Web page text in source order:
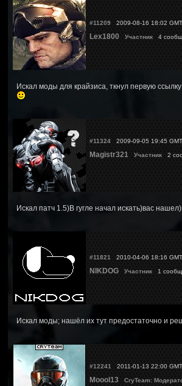
#11209 2009-08-16 18:02 GMT
Lex1800 Участник 4
Искал моды для крайзиса, ткнул первую ссылку
#11324 2009-09-05 19:45 GMT
Magistr321 Участник 2
Искал патч 1.5)В гугле начал искать)вас
#11821 2010-04-06 18:16 GMT
NIKDOG Участник 1
Искал моды; нашёл их тут предостаточно и
#12241 2011-01-13 22:00 GMT
Moool13 CryTeam: